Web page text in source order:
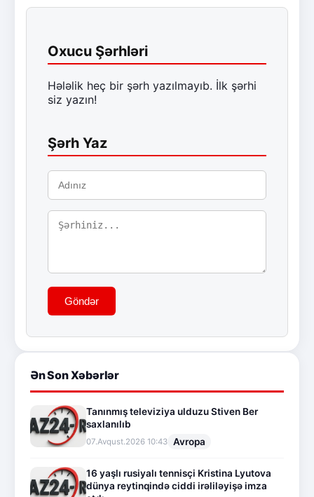
Oxucu Şərhləri
Hələlik heç bir şərh yazılmayıb. İlk şərhi
siz yazın!
Şərh Yaz
Göndər
Ən Son Xəbərlər
Tanınmış televiziya ulduzu Stiven Ber
saxlanılıb
07.Avqust.2026 10:43 Avropa
16 yaşlı rusiyalı tennisçi Kristina Lyutova
dünya reytinqində ciddi irəliləyişə imza